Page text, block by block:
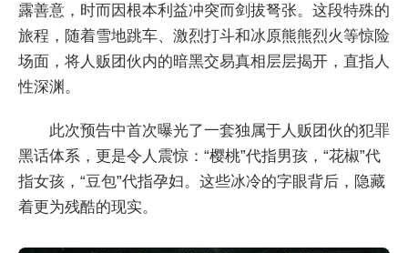
露善意，时而因根本利益冲突而剑拔弩张。这段特殊的
旅程，随着雪地跳车、激烈打斗和冰原熊熊烈火等惊险
场面，将人贩团伙内的暗黑交易真相层层揭开，直指人
性深渊。
此次预告中首次曝光了一套独属于人贩团伙的犯罪
黑话体系，更是令人震惊：“樱桃”代指男孩，“花椒”代
指女孩，“豆包”代指孕妇。这些冰冷的字眼背后，隐藏
着更为残酷的现实。